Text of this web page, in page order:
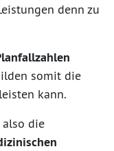
denn zu
somit die
kann.
die